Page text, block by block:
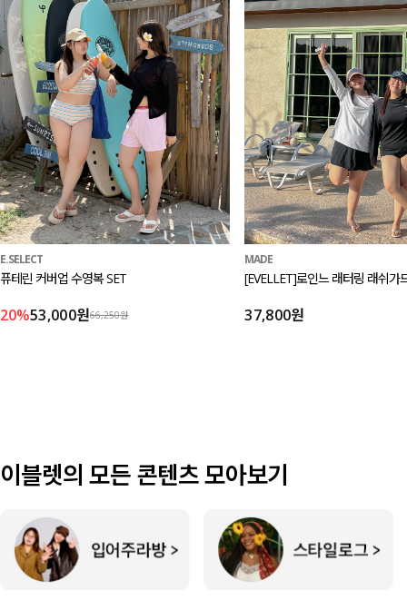
E.SELECT
퓨테린 커버업 수영복 SET
20%53,000원66,250원
MADE
[EVELLET]로인느 래터링 래쉬가
37,800원
이블렛의 모든 콘텐츠 모아보기